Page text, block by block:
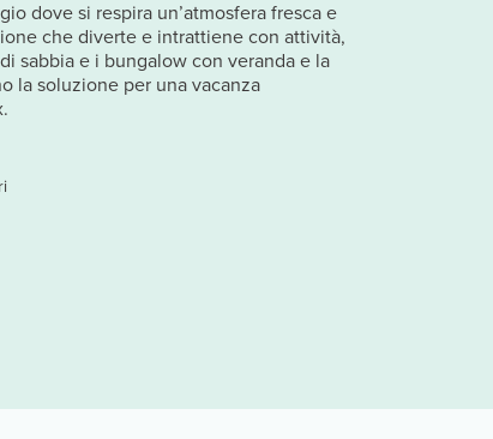
dove si respira un’atmosfera fresca e
che diverte e intrattiene con attività,
sabbia e i bungalow con veranda e la
la soluzione per una vacanza